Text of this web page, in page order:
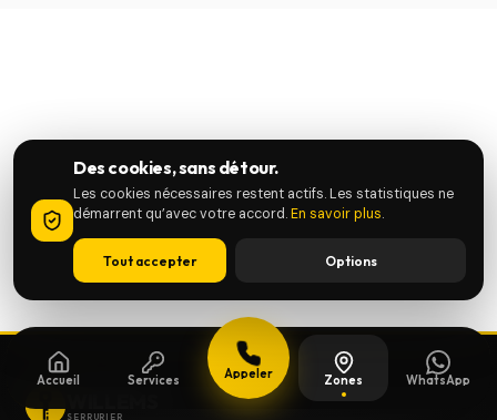
Accueil Services Appeler Zones WhatsApp
SERRURIER
Des cookies, sans détour.
Les cookies nécessaires restent actifs. Les statistiques ne
démarrent qu’avec votre accord.En savoir plus.
Tout accepter Options